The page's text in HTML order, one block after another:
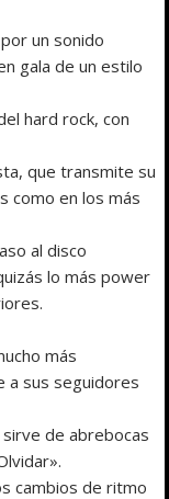
un sonido
gala de un estilo
hard rock, con
que transmite su
como en los más
al disco
lo más power
más
a sus seguidores
de abrebocas
cambios de ritmo